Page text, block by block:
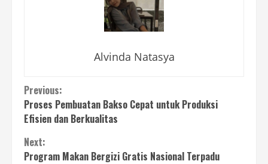
Alvinda Natasya
Continue
Reading
Previous:
Proses Pembuatan Bakso Cepat untuk Produksi
Efisien dan Berkualitas
Next:
Program Makan Bergizi Gratis Nasional Terpadu